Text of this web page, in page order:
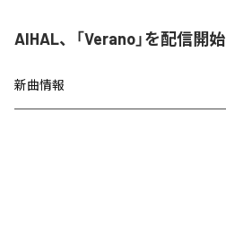
AIHAL、「Verano」を配信開始
新曲情報